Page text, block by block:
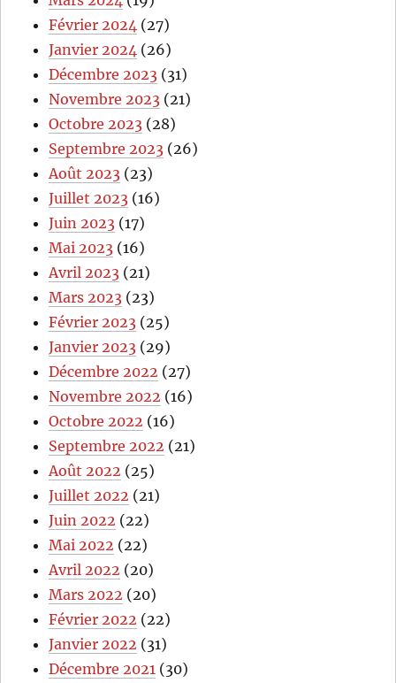
Février 2024 (27)
Janvier 2024 (26)
Décembre 2023 (31)
Novembre 2023 (21)
Octobre 2023 (28)
Septembre 2023 (26)
Août 2023 (23)
Juillet 2023 (16)
Juin 2023 (17)
Mai 2023 (16)
Avril 2023 (21)
Mars 2023 (23)
Février 2023 (25)
Janvier 2023 (29)
Décembre 2022 (27)
Novembre 2022 (16)
Octobre 2022 (16)
Septembre 2022 (21)
Août 2022 (25)
Juillet 2022 (21)
Juin 2022 (22)
Mai 2022 (22)
Avril 2022 (20)
Mars 2022 (20)
Février 2022 (22)
Janvier 2022 (31)
Décembre 2021 (30)